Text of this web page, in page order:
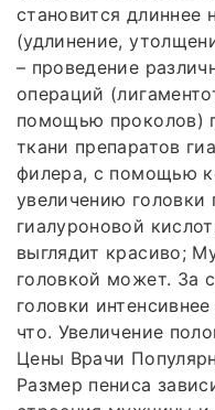
становится длиннее
(удлинение,
– проведение
операций
помощью проколов)
ткани препаратов
филера, с помощью
увеличению головки
гиалуроновой
выглядит красиво;
головкой может. За
головки
что. Увеличение
Цены Врачи
Размер пениса